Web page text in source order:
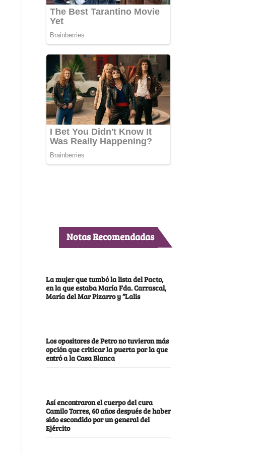
Notas Recomendadas
La mujer que tumbó la lista del Pacto,
en la que estaba María Fda. Carrascal,
María del Mar Pizarro y “Lalis
Los opositores de Petro no tuvieron más
opción que criticar la puerta por la que
entró a la Casa Blanca
Así encontraron el cuerpo del cura
Camilo Torres, 60 años después de haber
sido escondido por un general del
Ejército